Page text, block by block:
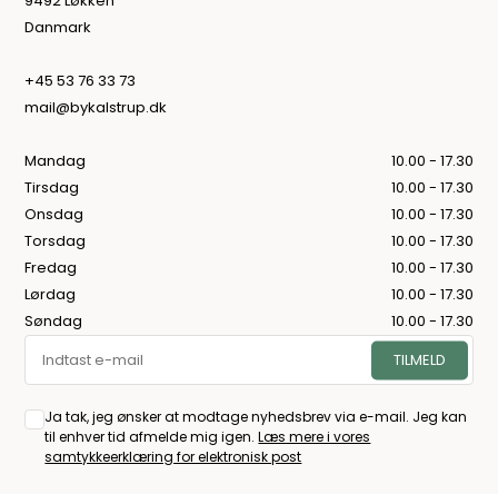
Danmark
+45 53 76 33 73
mail@bykalstrup.dk
Mandag
10.00 - 17.30
Tirsdag
10.00 - 17.30
Onsdag
10.00 - 17.30
Torsdag
10.00 - 17.30
Fredag
10.00 - 17.30
Lørdag
10.00 - 17.30
Søndag
10.00 - 17.30
Ja tak, jeg ønsker at modtage nyhedsbrev via e-mail. Jeg kan
til enhver tid afmelde mig igen.Læs mere i vores
samtykkeerklæring for elektronisk post